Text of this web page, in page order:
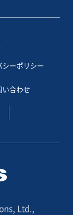
シーポリシー
い合わせ
Ltd.,